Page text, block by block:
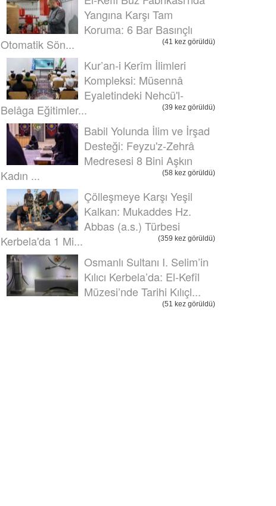
Yangına Karşı Tam
Koruma: 6 Bar Basınçlı
Otomatik Sön...
(41 kez görüldü)
Kur’an-i Kerîm İlimleri
Kompleksi: Müsennâ
Eyaletindeki Nehcü'l-
Belâga Eğitimler...
(39 kez görüldü)
Babil Yolunda İlim ve İrşad
Desteği: Feyzu'z-Zehrâ
Medresesi 8 Bini Aşkın
Kadın ...
(58 kez görüldü)
Çölleşmeye Karşı Yeşil
Kalkan: Mukaddes Hz.
Abbas (a.s.) Türbesi
Kerbela'da 1 Mi...
(359 kez görüldü)
Osmanlı Sultanı I. Selim’in
Kılıcı Kerbela’da: El-Kefîl
Müzesi’nde Tarihi Kılıçl...
(51 kez görüldü)